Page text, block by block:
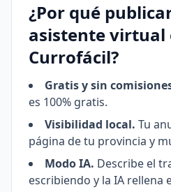
¿Por qué
asistente virtual
Currofácil?
Gratis y sin
es 100% gratis.
Visibilidad local. Tu
página de tu provincia y
Modo IA. Describe el
escribiendo y la IA